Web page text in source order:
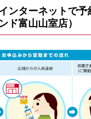
ンターネットで予
ド富山山室店）